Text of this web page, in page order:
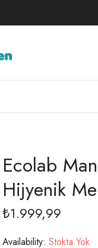
Ecolab
Hijyenik
₺1.999,99
Availability: Stokta Yok